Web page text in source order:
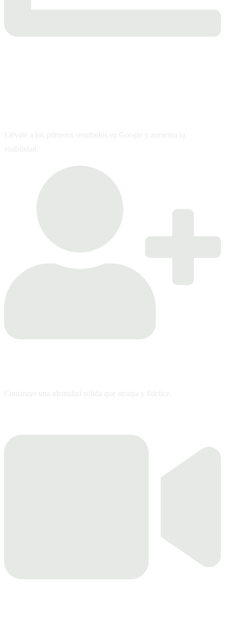
Llévate a los primeros resultados en Google y aumenta tu
visibilidad.
Construye una identidad sólida que atraiga y fidelice.